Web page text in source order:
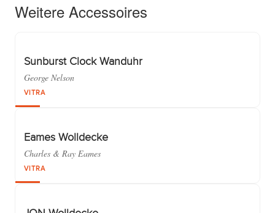
Weitere Accessoires
Sunburst Clock Wanduhr
George Nelson
VITRA
Eames Wolldecke
Charles & Ray Eames
VITRA